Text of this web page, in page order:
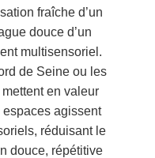
fraîche d’un
douce d’un
multisensoriel.
de Seine ou les
en valeur
agissent
réduisant le
douce, répétitive